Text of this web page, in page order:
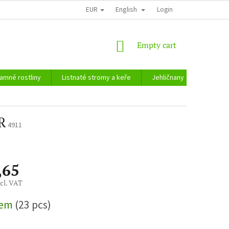
EUR English Login
SHOPPING
Empty cart
rostliny Listnaté stromy a keře Jehličnany
4911
VAT
(23 pcs)